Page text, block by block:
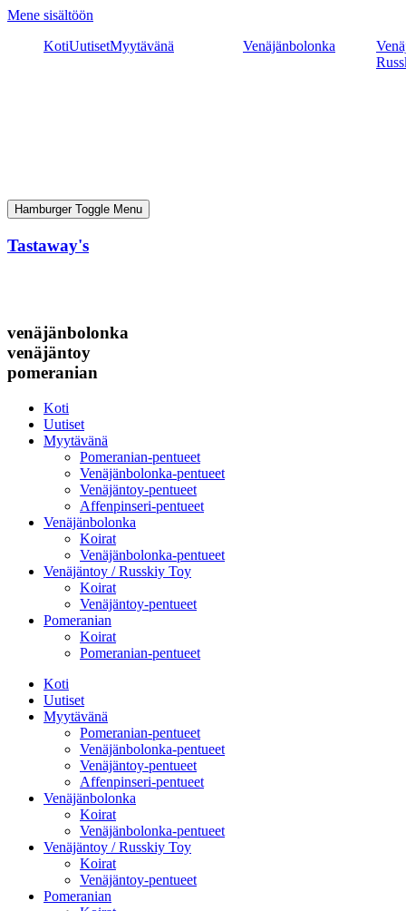
Mene sisältöön
KotiUutisetMyytävänä Venäjänbolonka
Hamburger Toggle Menu
Tastaway's
venäjänbolonka
venäjäntoy
pomeranian
Koti
Uutiset
Myytävänä
Pomeranian-pentueet
Venäjänbolonka-pentueet
Venäjäntoy-pentueet
Affenpinseri-pentueet
Venäjänbolonka
Koirat
Venäjänbolonka-pentueet
Venäjäntoy / Russkiy Toy
Koirat
Venäjäntoy-pentueet
Pomeranian
Koirat
Pomeranian-pentueet
Koti
Uutiset
Myytävänä
Pomeranian-pentueet
Venäjänbolonka-pentueet
Venäjäntoy-pentueet
Affenpinseri-pentueet
Venäjänbolonka
Koirat
Venäjänbolonka-pentueet
Venäjäntoy / Russkiy Toy
Koirat
Venäjäntoy-pentueet
Pomeranian